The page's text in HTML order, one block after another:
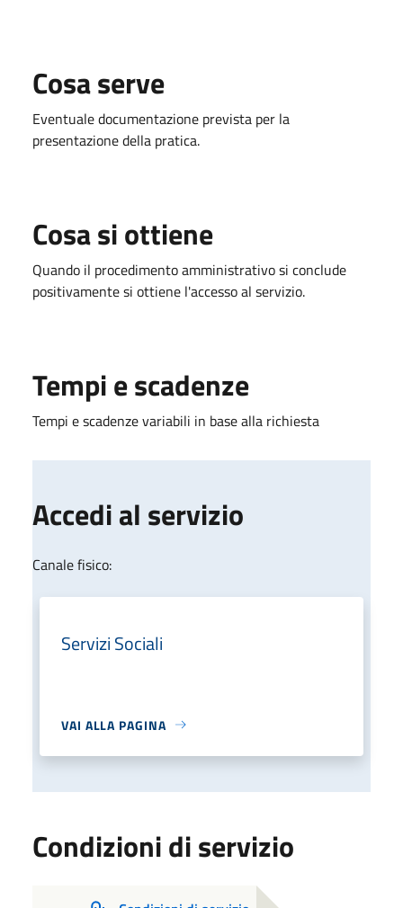
Cosa serve
Eventuale documentazione prevista per la
presentazione della pratica.
Cosa si ottiene
Quando il procedimento amministrativo si conclude
positivamente si ottiene l'accesso al servizio.
Tempi e scadenze
Tempi e scadenze variabili in base alla richiesta
Accedi al servizio
Canale fisico:
Servizi Sociali
VAI ALLA PAGINA
Condizioni di servizio